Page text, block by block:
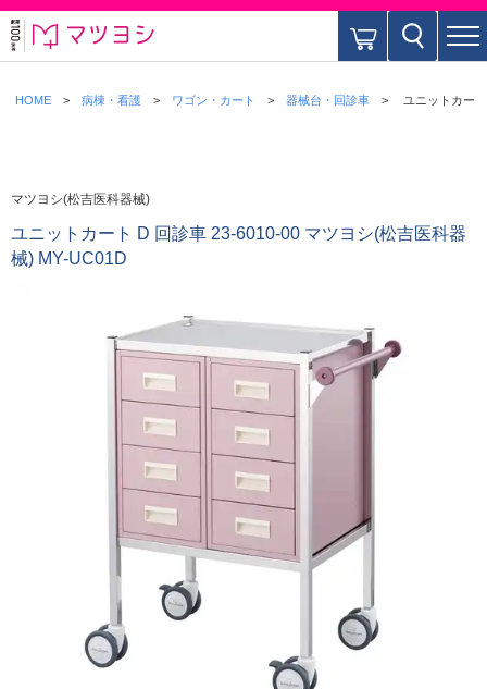
HOME 病棟・看護 ワゴン・カート 器械台・回診車 ユニットカー
マツヨシ(松吉医科器械)
ユニットカート D 回診車 23-6010-00 マツヨシ(松吉医科器
械) MY-UC01D